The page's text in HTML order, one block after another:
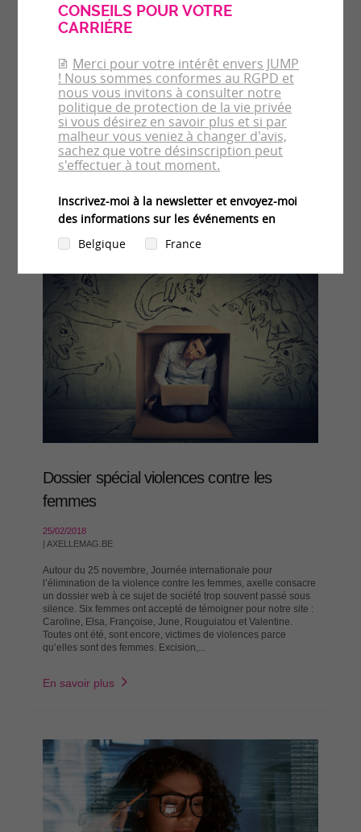
nouvelles affiches contre le harcèlement
et les agressions sexuelles
05/03/2018
CLAIRE TERVÉ | HUFFINGTONPOST.FR
TRANSPORTS – « Ne minimisons jamais le harcèlement
sexuel. Victimes ou témoins, donnez l’alerte! ». Voilà le
message que veut faire passer la nouvelle campagne de la
RATP et de la SNCF contre le harcèlement et les agressions
sexuelles dans les transports en Île-de-France. Ce lundi 5
mars, Valérie Pécresse, présidente de la région, Catherine
En savoir plus
Dossier spécial violences contre les
femmes
25/02/2018
| AXELLEMAG.BE
Autour du 25 novembre, Journée internationale pour
l’élimination de la violence contre les femmes, axelle consacre
un dossier web à ce sujet de société trop souvent passé sous
silence. Six femmes ont accepté de témoigner pour notre site :
Caroline, Elsa, Françoise, June, Rouguiatou et Valentine.
Toutes ont été, sont encore, victimes de violences parce
qu’elles sont des femmes. Excision,...
En savoir plus